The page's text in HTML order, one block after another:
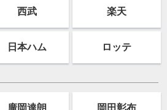
西武 楽天
日本ハム ロッテ
廣岡達朗 岡田彰布